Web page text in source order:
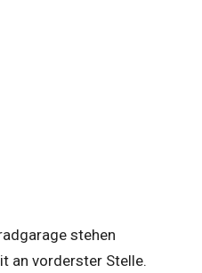
stehen
an vorderster Stelle.